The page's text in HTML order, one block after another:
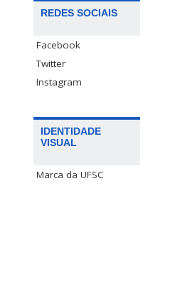
REDES SOCIAIS
Facebook
Twitter
Instagram
IDENTIDADE
VISUAL
Marca da UFSC